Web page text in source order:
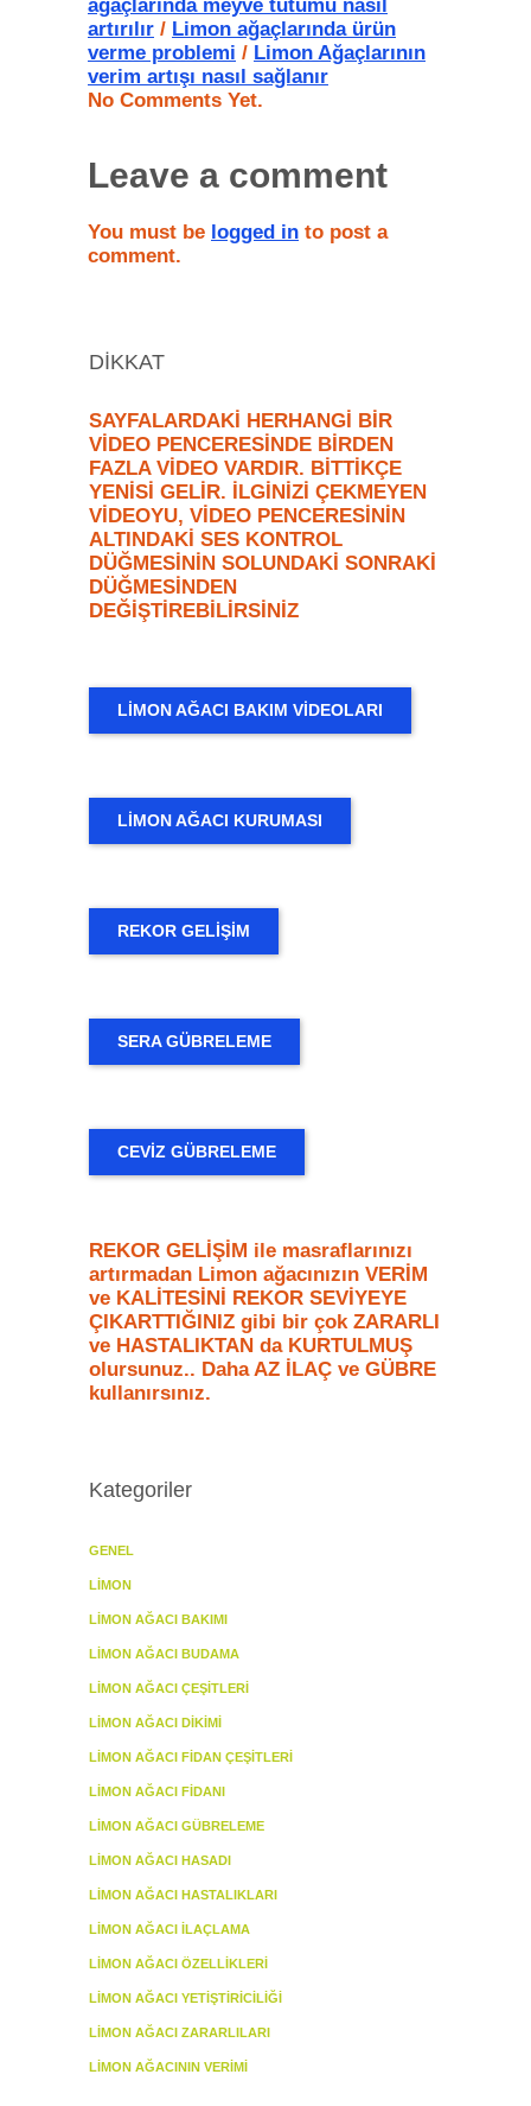
ağaçlarında meyve tutumu nasıl
artırılır / Limon ağaçlarında ürün
verme problemi / Limon Ağaçlarının
verim artışı nasıl sağlanır
No Comments Yet.
Leave a comment
You must be logged in to post a
comment.
DİKKAT
SAYFALARDAKİ HERHANGİ BİR
VİDEO PENCERESİNDE BİRDEN
FAZLA VİDEO VARDIR. BİTTİKÇE
YENİSİ GELİR. İLGİNİZİ ÇEKMEYEN
VİDEOYU, VİDEO PENCERESİNİN
ALTINDAKİ SES KONTROL
DÜĞMESİNİN SOLUNDAKİ SONRAKİ
DÜĞMESİNDEN
DEĞİŞTİREBİLİRSİNİZ
LİMON AĞACI BAKIM VİDEOLARI
LİMON AĞACI KURUMASI
REKOR GELİŞİM
SERA GÜBRELEME
CEVIZ GÜBRELEME
REKOR GELİŞİM ile masraflarınızı
artırmadan Limon ağacınızın VERİM
ve KALİTESİNİ REKOR SEVİYEYE
ÇIKARTTIĞINIZ gibi bir çok ZARARLI
ve HASTALIKTAN da KURTULMUŞ
olursunuz.. Daha AZ İLAÇ ve GÜBRE
kullanırsınız.
Kategoriler
GENEL
LIMON
LIMON AĞACI BAKIMI
LIMON AĞACI BUDAMA
LIMON AĞACI ÇEŞITLERI
LIMON AĞACI DIKIMI
LIMON AĞACI FIDAN ÇEŞITLERI
LIMON AĞACI FIDANI
LIMON AĞACI GÜBRELEME
LIMON AĞACI HASADI
LIMON AĞACI HASTALIKLARI
LIMON AĞACI İLAÇLAMA
LIMON AĞACI ÖZELLIKLERI
LIMON AĞACI YETIŞTIRICILIĞI
LIMON AĞACI ZARARLILARI
LIMON AĞACININ VERIMI